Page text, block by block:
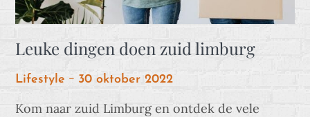
Leuke dingen doen zuid limburg
Lifestyle
Posted
30 oktober 2022
Kom naar zuid Limburg en ontdek de vele